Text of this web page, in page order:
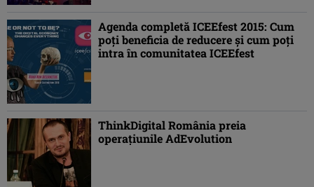
Agenda completă ICEEfest 2015: Cum
poţi beneficia de reducere şi cum poţi
intra în comunitatea ICEEfest
ThinkDigital România preia
operaţiunile AdEvolution